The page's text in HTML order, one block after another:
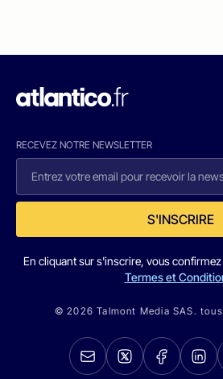
RECEVEZ NOTRE NEWSLETTER
S'INSCRIRE
En cliquant sur s'inscrire, vous
Termes et
© 2026 Talmont Media SAS.